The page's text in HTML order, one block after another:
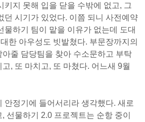
키지 못해 입을 닫을 수밖에 없고, 그
던 시기가 있었다. 이쯤 되니 사전예약
물하기 팀이 맡을 이유가 없는데 도대
한 아우성도 빗발쳤다. 부문장까지의
줄 담당팀을 찾아 수소문하고 부탁
, 또 마치고, 또 마쳤다. 어느새 9월
안정기에 들어서리라 생각했다. 새로
선물하기 2.0 프로젝트는 순항 중이